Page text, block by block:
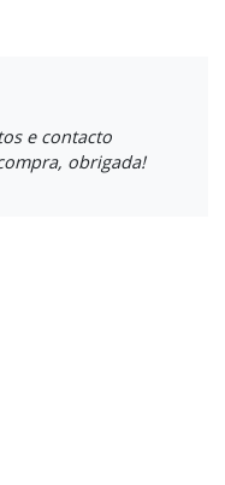
e contacto
obrigada!